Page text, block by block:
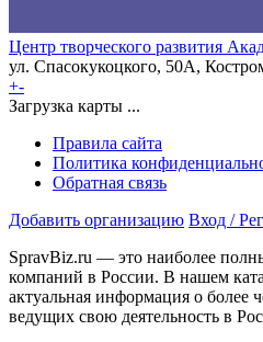
Центр творческого развития
ул. Спасокукоцкого, 50А,
+-
Загрузка карты ...
Правила сайта
Политика
Обратная связь
Добавить организацию Вход /
SpravBiz.ru — это наиболее
компаний в России. В нашем
актуальная информация о более
ведущих свою деятельность в